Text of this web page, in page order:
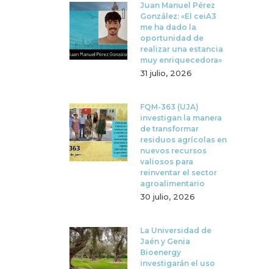
Juan Manuel Pérez
González: «El ceiA3
me ha dado la
oportunidad de
realizar una estancia
muy enriquecedora»
31 julio, 2026
FQM-363 (UJA)
investigan la manera
de transformar
residuos agrícolas en
nuevos recursos
valiosos para
reinventar el sector
agroalimentario
30 julio, 2026
La Universidad de
Jaén y Genia
Bioenergy
investigarán el uso